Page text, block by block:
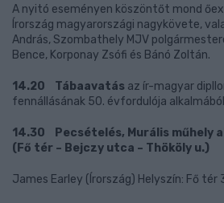
A nyitó eseményen köszöntőt mond
Írország magyarországi nagykövete,
András, Szombathely MJV
Bence, Korponay Zsófi és Bánó Zoltán.
14.20 Tábaavatás az ír-magyar
fennállásának 50. évfordulója alkalmából
14.30 Pecsételés, Murális műhely
(Fő tér – Bejczy utca – Thököly u.)
James Earley (Írország) Helyszín: Fő tér